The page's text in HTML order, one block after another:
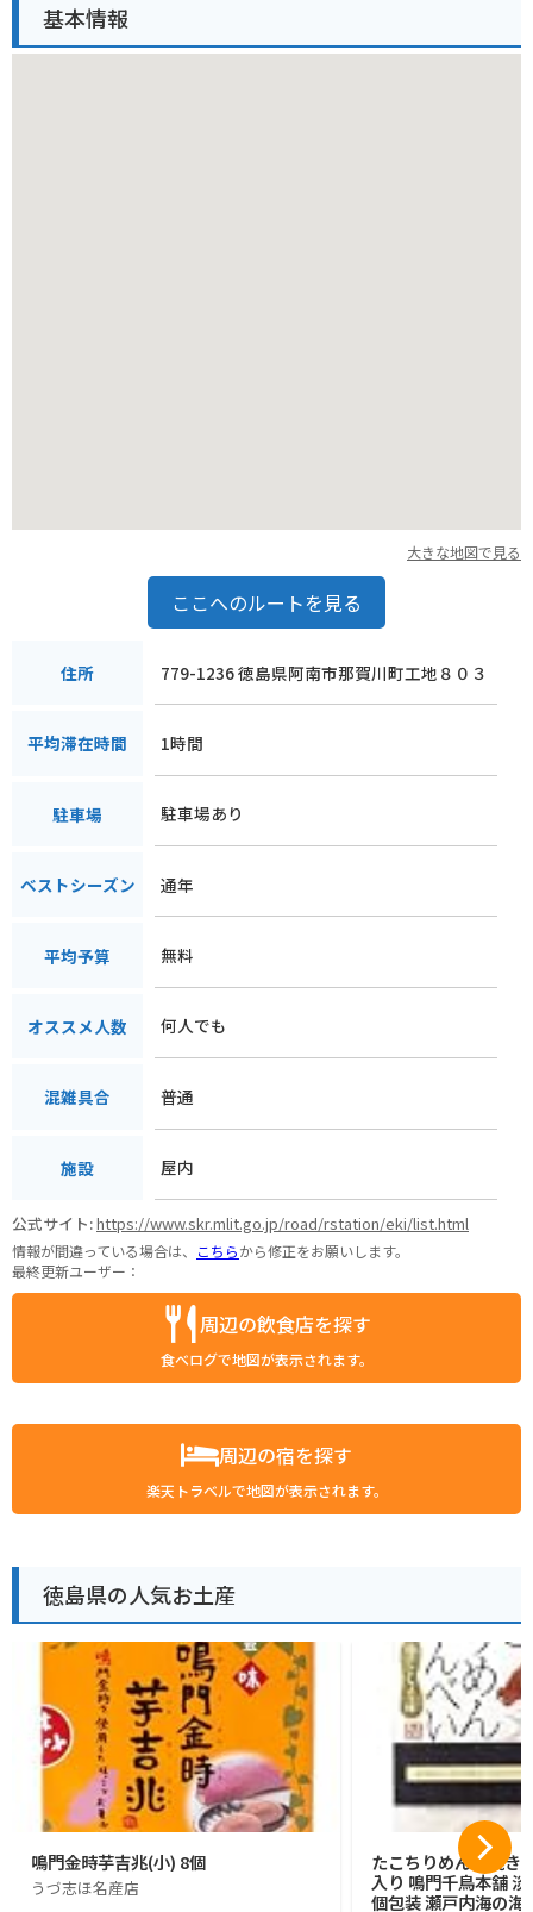
ングロードとしても人気があります。道の駅には、地元の特産
品を販売するショップや、レストランもあり、休憩に最適で
基本情報
大きな地図で見る
ここへのルートを見る
住所 779-1236 徳島県阿南市那賀川町工地８０３
平均滞在時間 1時間
駐車場 駐車場あり
ベストシーズン 通年
平均予算 無料
オススメ人数 何人でも
混雑具合 普通
施設 屋内
公式サイト:https://www.skr.mlit.go.jp/road/rstation/eki/list.html
情報が間違っている場合は、 こちらから修正をお願いします。
最終更新ユーザー：
周辺の飲食店を探す
食べログで地図が表示されます。
周辺の宿を探す
楽天トラベルで地図が表示されます。
徳島県の人気お土産
鳴門金時芋吉兆(小) 8個
うづ志ほ名産店
たこちりめん素焼き
入り 鳴門千鳥本舗
個包装 瀬戸内海の海